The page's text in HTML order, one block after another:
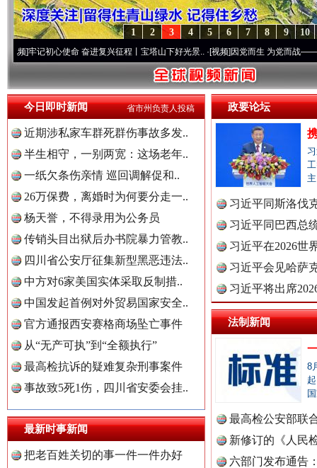
10
9
8
7
6
5
4
3
2
1
心使命 奋进复兴征程丨宝塔山下好光景..·[视频]因党而生 为党而战——百年“纪”事⑧
今日即时新闻
近期涉私家车群死群伤事故多发..
半生相守，一别两宽：这场老年..
一纸欠条伤亲情 巡回调解促和..
26万保费，离婚时为何要分走一..
杨天誉，不得录用为公务员
传销头目出狱后办书院暴力管教..
四川省公安厅征集新型黑恶违法..
中方对6家美国实体采取反制措..
中国发起首例对外贸易国家安全..
官方通报西安赛格商场坠亡事件
从“无产可执”到“全额执行”
最高检抗诉的疑难复杂刑事案件
事故致5死1伤，四川省安委会挂..
最新时事新闻
把老百姓关切的事一件一件办好
省市州负责人投稿 政要论坛
习近平同斯洛伐
习近平同巴西总
习近平在2026世
理高级..
习近平会见哈萨
习近平将出席
球治理..
法制新闻
8
最高检公安部联
周岁未..
新修订的《人民
布
六部门发布通告
“后车司机肯定在骂我”
世界屋脊 天路回响 永